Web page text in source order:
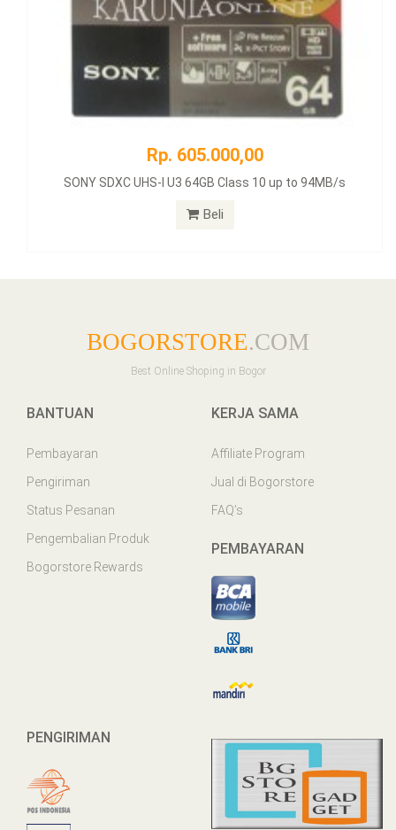
Rp. 605.000,00
SONY SDXC UHS-I U3 64GB Class 10 up to 94MB/s
Beli
BOGORSTORE.COM
Best Online Shoping in Bogor
BANTUAN
Pembayaran
Pengiriman
Status Pesanan
Pengembalian Produk
Bogorstore Rewards
KERJA SAMA
Affiliate Program
Jual di Bogorstore
FAQ’s
PEMBAYARAN
PENGIRIMAN